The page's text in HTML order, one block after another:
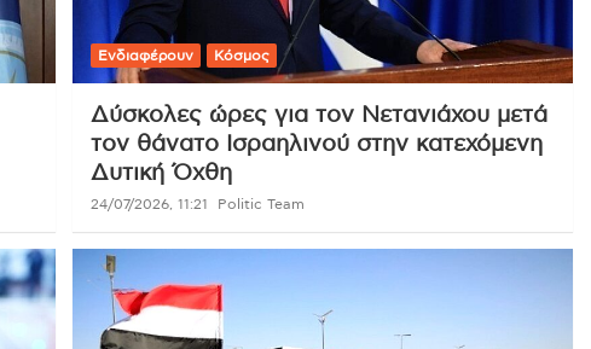
Ενδιαφέρουν Κόσμος
Δύσκολες ώρες για τον Νετανιάχου μετά
τον θάνατο Ισραηλινού στην κατεχόμενη
Δυτική Όχθη
24/07/2026, 11:21 Politic Team